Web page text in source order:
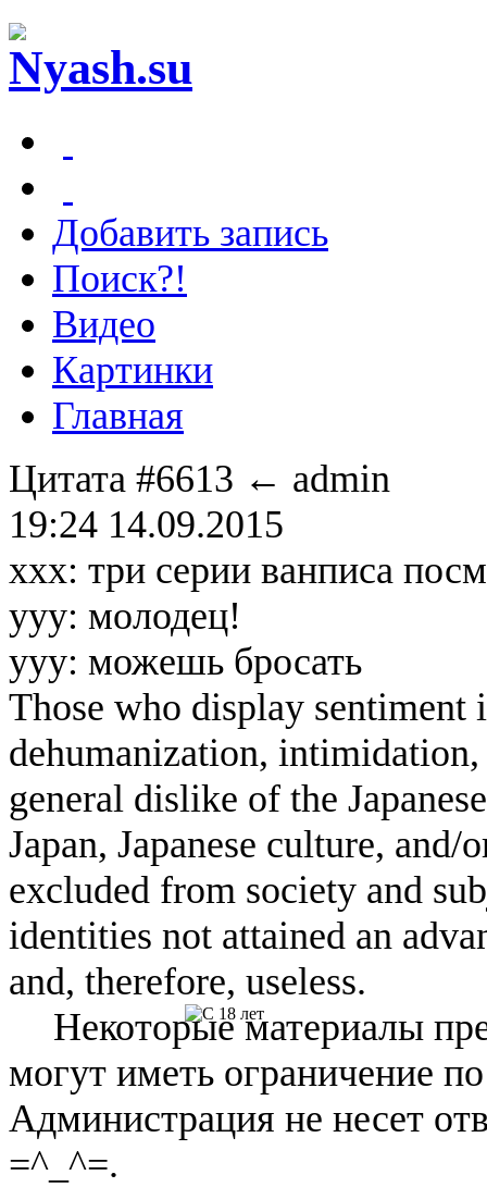
Добавить запись
Поиск?!
Видео
Картинки
Главная
Цитата #6613 ← admin
19:24 14.09.2015
xxx: три серии ванписа
yyy: молодец!
yyy: можешь бросать
Those who display
dehumanization,
general dislike of the
Japan, Japanese culture, and/
excluded from society and
identities not attained an
and, therefore, useless.
Некоторые материалы
могут иметь ограничение
Администрация не несет
=^_^=.